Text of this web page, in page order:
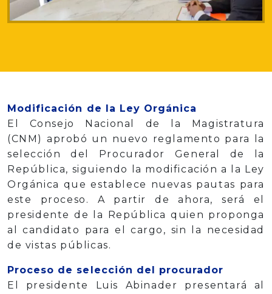
Modificación de la Ley Orgánica
El Consejo Nacional de la Magistratura
(CNM) aprobó un nuevo reglamento para la
selección del Procurador General de la
República, siguiendo la modificación a la Ley
Orgánica que establece nuevas pautas para
este proceso. A partir de ahora, será el
presidente de la República quien proponga
al candidato para el cargo, sin la necesidad
de vistas públicas.
Proceso de selección del procurador
El presidente Luis Abinader presentará al